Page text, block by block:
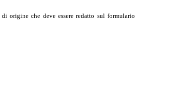
origine che deve essere redatto sul formulario